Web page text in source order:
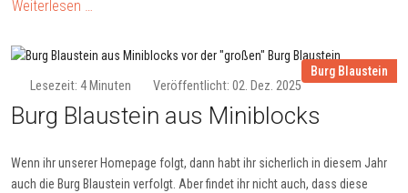
Weiterlesen …
Burg Blaustein
Lesezeit: 4 Minuten Veröffentlicht: 02. Dez. 2025
Burg Blaustein aus Miniblocks
Wenn ihr unserer Homepage folgt, dann habt ihr sicherlich in diesem Jahr
auch die Burg Blaustein verfolgt. Aber findet ihr nicht auch, dass diese